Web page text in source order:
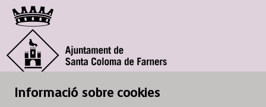
© Ajuntament de Santa Coloma de Farners
Informació sobre cookies